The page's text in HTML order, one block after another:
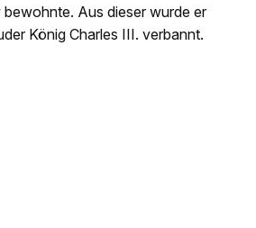
Aus dieser wurde er
König Charles III. verbannt.